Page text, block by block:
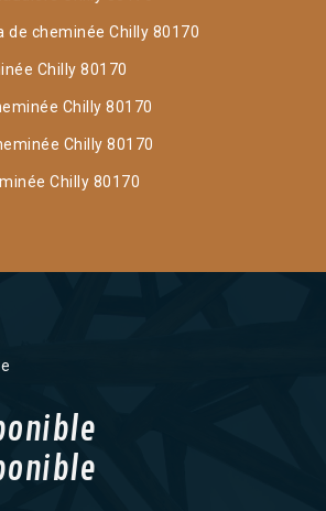
de cheminée Chilly 80170
Chilly 80170
Chilly 80170
Chilly 80170
Chilly 80170